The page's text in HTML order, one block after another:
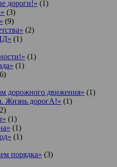
дороги!» (1)
(3)
(9)
(2)
(1)
(1)
(1)
дорожного движения» (1)
Жизнь дорогА!» (1)
(1)
(1)
(1)
порядка» (3)